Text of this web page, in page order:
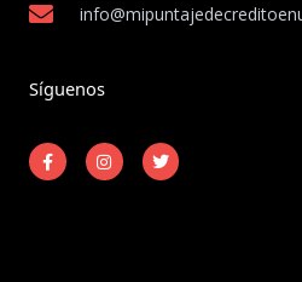
Síguenos
F
a
c
I
n
s
T
w
i